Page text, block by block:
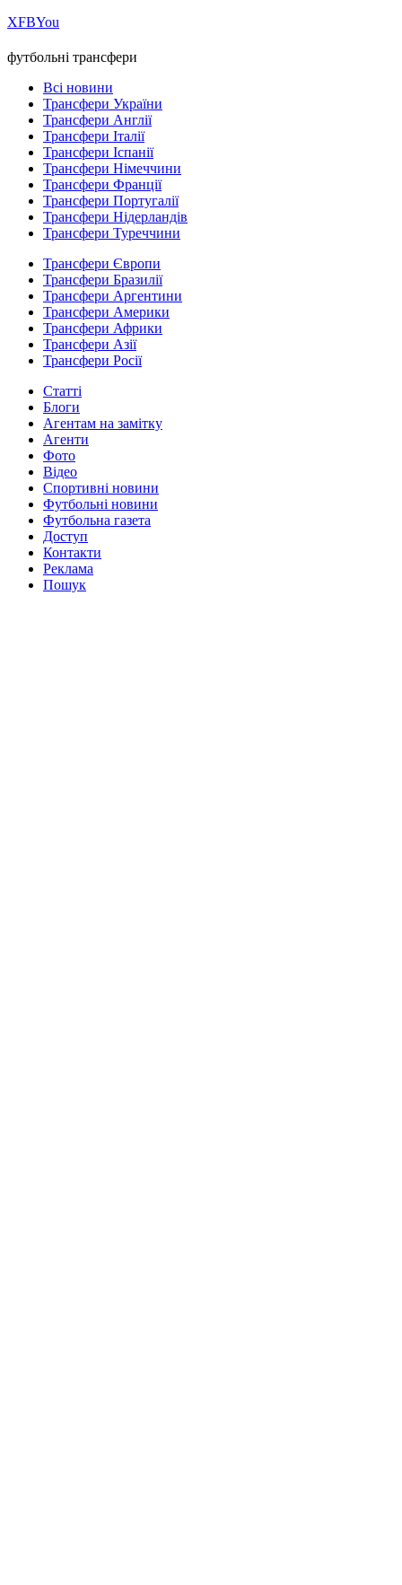
ХFBYou
футбольні трансфери
Всі новини
Трансфери України
Трансфери Англії
Трансфери Італії
Трансфери Іспанії
Трансфери Німеччини
Трансфери Франції
Трансфери Португалії
Трансфери Нідерландів
Трансфери Туреччини
Трансфери Європи
Трансфери Бразилії
Трансфери Аргентини
Трансфери Америки
Трансфери Африки
Трансфери Азії
Трансфери Росії
Статті
Блоги
Агентам на замітку
Агенти
Фото
Відео
Спортивні новини
Футбольні новини
Футбольна газета
Доступ
Контакти
Реклама
Пошук